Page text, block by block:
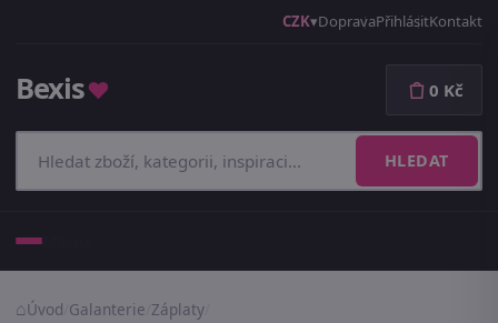
CZK DopravaPřihlásitKontakt
Bexis♥
HLEDAT
0 Kč
Úvod Galanterie Záplaty